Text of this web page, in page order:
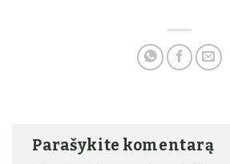
Parašykite komentarą